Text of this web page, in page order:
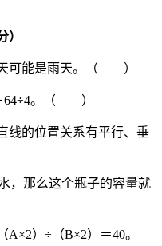
）
天可能是雨天。（ ）
64÷4。（ ）
线的位置关系有平行、垂
，那么这个瓶子的容量就
）÷（B×2）＝40。